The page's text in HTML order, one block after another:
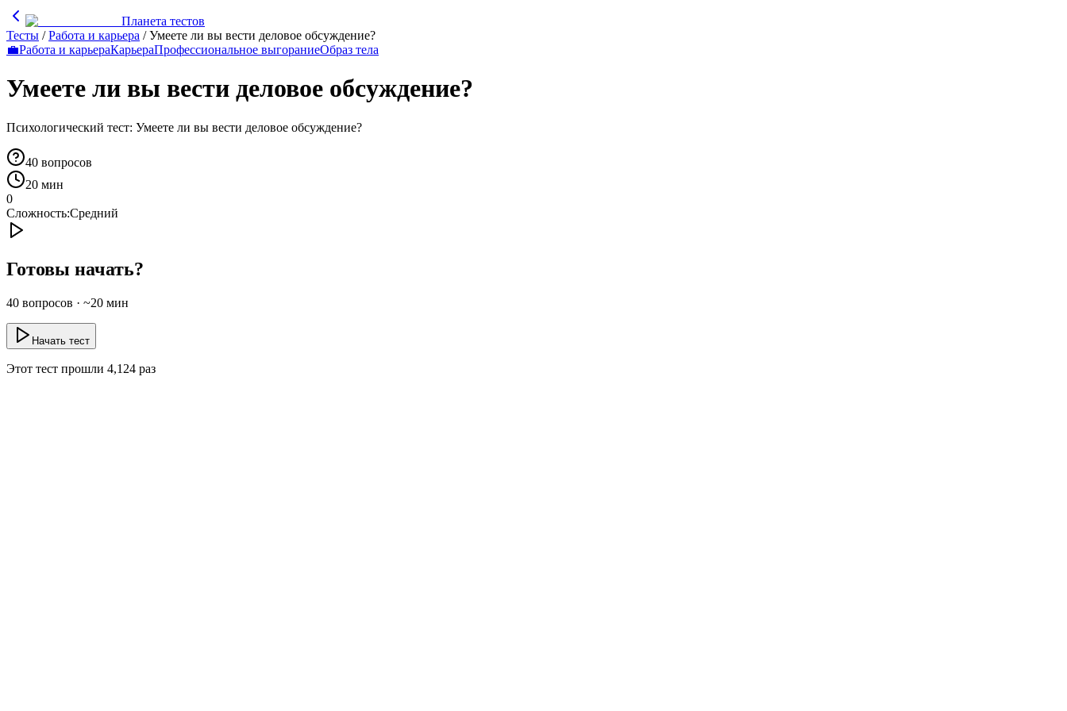
Планета тестов
Тесты /Работа и карьера /Умеете ли вы вести деловое обсуждение?
💼Работа и карьераКарьераПрофессиональное выгораниеОбраз тела
Умеете ли вы вести деловое обсуждение?
Психологический тест: Умеете ли вы вести деловое обсуждение?
40 вопросов
20 мин
0
Сложность:Средний
Готовы начать?
40 вопросов · ~20 мин
Начать тест
Этот тест прошли 4,124 раз